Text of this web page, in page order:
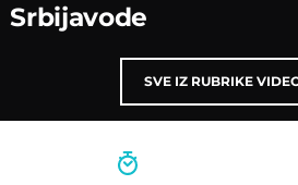
Srbijavode
SVE IZ RUBRIKE